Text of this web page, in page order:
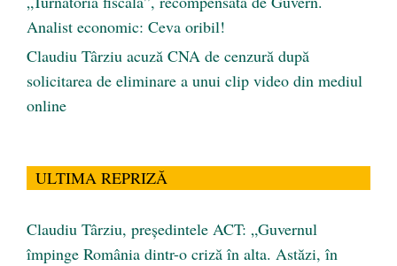
Analist economic: Ceva oribil!
Claudiu Târziu acuză CNA de cenzură după
solicitarea de eliminare a unui clip video din mediul
online
ULTIMA REPRIZĂ
Claudiu Târziu, președintele ACT: „Guvernul
împinge România dintr-o criză în alta. Astăzi, în